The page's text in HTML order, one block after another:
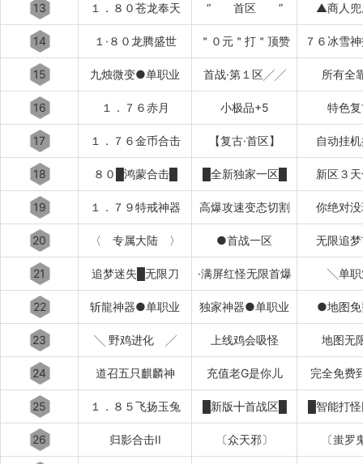
13 １．８０苍龙奉天 “ 首区 ” ▲商人
14 １·８０龙腾盛世 ＂０元＂打＂顶赞 ７６冰雪
15 九烛微变●单职业 首战·第１区╱╱ 所有全
16 １．７６赤月 小极品+5 特色
17 １．７６金币合击 【复古·首区】 自动挂
18 ８０█鸿蒙合击█ █全新独家一区█ 新区３
19 １．７９特戒神器 高爆攻速变态切割 你绝对
20 〈 专属大陆 〉 ●首战一区 无限追
21 追梦迷失█无限刀 ·满屏红怪无限首爆 ╲单职
22 斩龍神器●单职业 独家神器●单职业 ●地图
23 ╲ 野鸡进化 ╱ 上线鸡会吸怪 地图无
24 道召五只麒麟神 充值老G是你儿 完全免费
25 １．８５飞扬玉兔 █新版╋首战区█ █智能打
26 归影合击II 〔众天邪〕 〔蚩罗